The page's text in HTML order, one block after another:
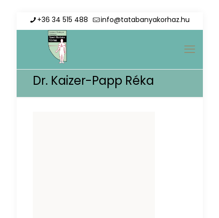
+36 34 515 488 info@tatabanyakorhaz.hu
Dr. Kaizer-Papp Réka